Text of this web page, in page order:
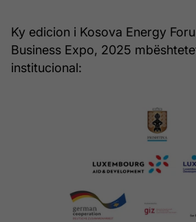
Ky edicion i Kosova Energy
Business Expo, 2025
institucional: